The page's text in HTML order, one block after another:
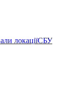
локаціїСБУ